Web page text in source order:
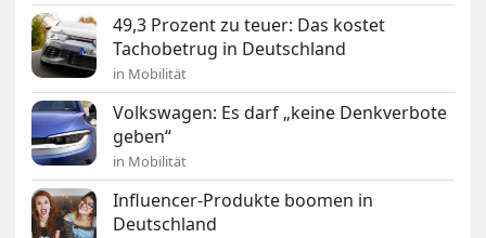
49,3 Prozent zu teuer: Das kostet
Tachobetrug in Deutschland
in Mobilität
Volkswagen: Es darf „keine Denkverbote
geben“
in Mobilität
Influencer-Produkte boomen in
Deutschland